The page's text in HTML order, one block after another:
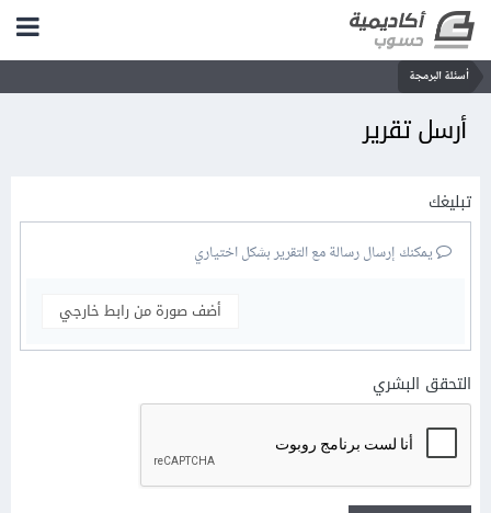
أسئلة البرمجة
أرسل تقرير
تبليغك
يمكنك إرسال رسالة مع التقرير بشكل اختياري
أضف صورة من رابط خارجي
التحقق البشري